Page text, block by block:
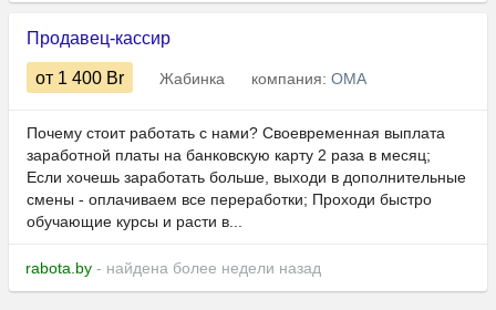
Продавец-кассир
от 1 400 Br Жабинка компания: ОМА
Почему стоит работать с нами? Своевременная выплата
заработной платы на банковскую карту 2 раза в месяц;
Если хочешь заработать больше, выходи в дополнительные
смены - оплачиваем все переработки; Проходи быстро
обучающие курсы и расти в...
rabota.by - найдена более недели назад